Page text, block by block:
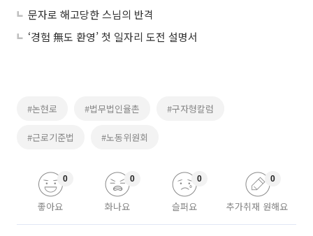
문자로 해고당한 스님의 반격
‘경험 無도 환영’ 첫 일자리 도전 설명서
#논현로 #법무법인율촌 #구자형칼럼
#근로기준법 #노동위원회
좋아요
0
화나요
0
슬퍼요
0
추가취재 원해요
0